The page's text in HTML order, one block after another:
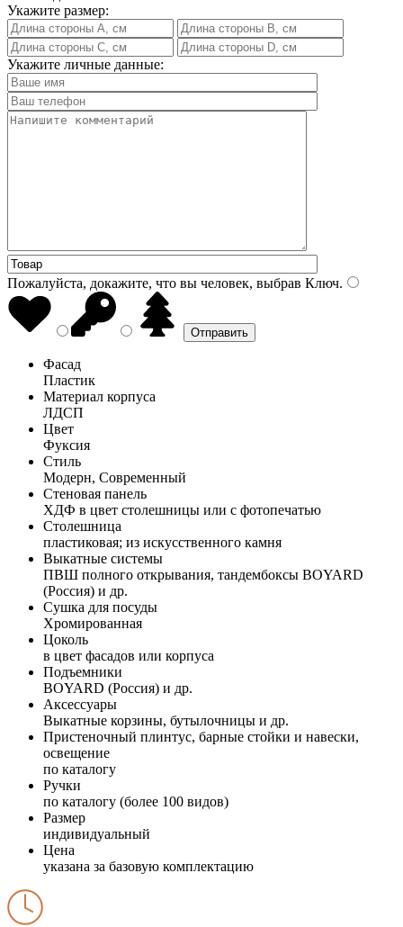
Укажите размер:
Укажите личные данные:
Пожалуйста, докажите, что вы человек, выбрав Ключ.
Фасад
Пластик
Материал корпуса
ЛДСП
Цвет
Фуксия
Стиль
Модерн, Современный
Стеновая панель
ХДФ в цвет столешницы или с фотопечатью
Столешница
пластиковая; из искусственного камня
Выкатные системы
ПВШ полного открывания, тандембоксы BOYARD
(Россия) и др.
Сушка для посуды
Хромированная
Цоколь
в цвет фасадов или корпуса
Подъемники
BOYARD (Россия) и др.
Аксессуары
Выкатные корзины, бутылочницы и др.
Пристеночный плинтус, барные стойки и навески,
освещение
по каталогу
Ручки
по каталогу (более 100 видов)
Размер
индивидуальный
Цена
указана за базовую комплектацию